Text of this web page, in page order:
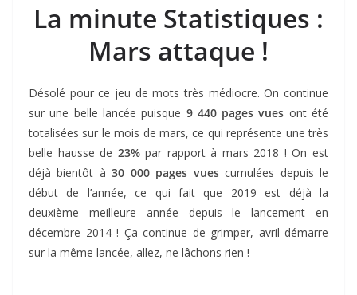
La minute Statistiques :
Mars attaque !
Désolé pour ce jeu de mots très médiocre. On continue
sur une belle lancée puisque 9 440 pages vues ont été
totalisées sur le mois de mars, ce qui représente une très
belle hausse de 23%par rapport à mars 2018 ! On est
déjà bientôt à30 000 pages vuescumulées depuis le
début de l’année, ce qui fait que 2019 est déjà la
deuxième meilleure année depuis le lancement en
décembre 2014 ! Ça continue de grimper, avril démarre
sur la même lancée, allez, ne lâchons rien !